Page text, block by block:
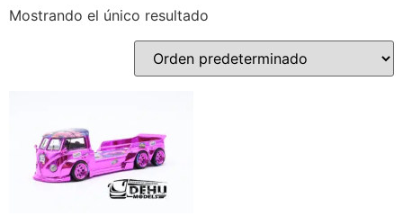
Mostrando el único resultado